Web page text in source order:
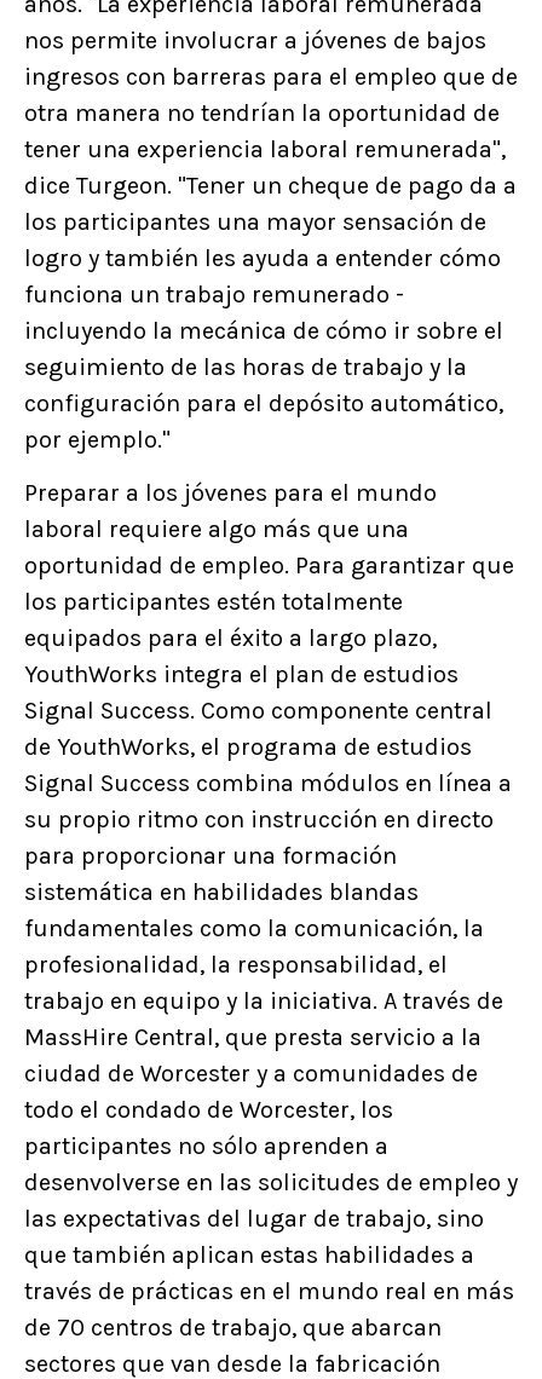
nos permite involucrar a jóvenes de bajos
ingresos con barreras para el empleo que de
otra manera no tendrían la oportunidad de
tener una experiencia laboral remunerada",
dice Turgeon. "Tener un cheque de pago da a
los participantes una mayor sensación de
logro y también les ayuda a entender cómo
funciona un trabajo remunerado -
incluyendo la mecánica de cómo ir sobre el
seguimiento de las horas de trabajo y la
configuración para el depósito automático,
por ejemplo."
Preparar a los jóvenes para el mundo
laboral requiere algo más que una
oportunidad de empleo. Para garantizar que
los participantes estén totalmente
equipados para el éxito a largo plazo,
YouthWorks integra el plan de estudios
Signal Success. Como componente central
de YouthWorks, el programa de estudios
Signal Success combina módulos en línea a
su propio ritmo con instrucción en directo
para proporcionar una formación
sistemática en habilidades blandas
fundamentales como la comunicación, la
profesionalidad, la responsabilidad, el
trabajo en equipo y la iniciativa. A través de
MassHire Central, que presta servicio a la
ciudad de Worcester y a comunidades de
todo el condado de Worcester, los
participantes no sólo aprenden a
desenvolverse en las solicitudes de empleo y
las expectativas del lugar de trabajo, sino
que también aplican estas habilidades a
través de prácticas en el mundo real en más
de 70 centros de trabajo, que abarcan
sectores que van desde la fabricación